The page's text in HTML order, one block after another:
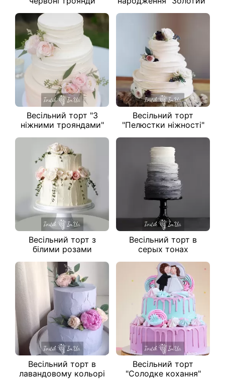
Весільний торт "З
ніжними трояндами"
Весільний торт
"Пелюстки ніжності"
Весільний торт з
білими розами
Весільний торт в
серых тонах
Весільний торт в
лавандовому кольорі
Весільний торт
"Солодке кохання"